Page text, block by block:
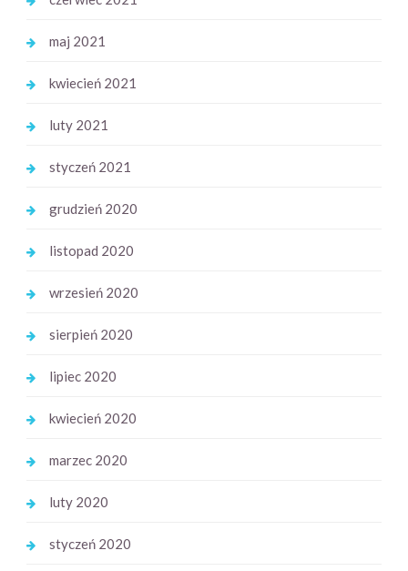
maj 2021
kwiecień 2021
luty 2021
styczeń 2021
grudzień 2020
listopad 2020
wrzesień 2020
sierpień 2020
lipiec 2020
kwiecień 2020
marzec 2020
luty 2020
styczeń 2020